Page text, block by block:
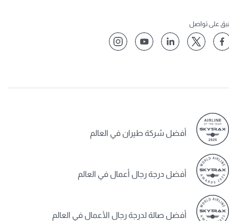
على تواصل
أفضل شركة طيران في العالم
أفضل درجة رجال أعمال في العالم
أفضل صالة لدرجة رجال الأعمال في العالم